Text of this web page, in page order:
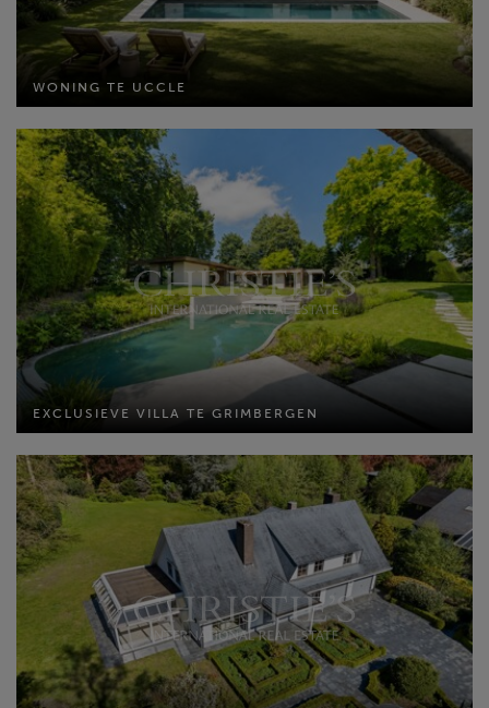
WONING TE UCCLE
WONING TE UCCLE
Bewoonbare opp: 852 m²
Perceel opp: 2400 m²
Slaapkamers: 6
EXCLUSIEVE VILLA TE GRIMBERGEN
EXCLUSIEVE VILLA TE GRIMBERGEN
Bewoonbare opp: 301 m²
Perceel opp: 4070 m²
Slaapkamers: 3
MEER INFO
VILLA TE SCHILDE
€ 1 150 000